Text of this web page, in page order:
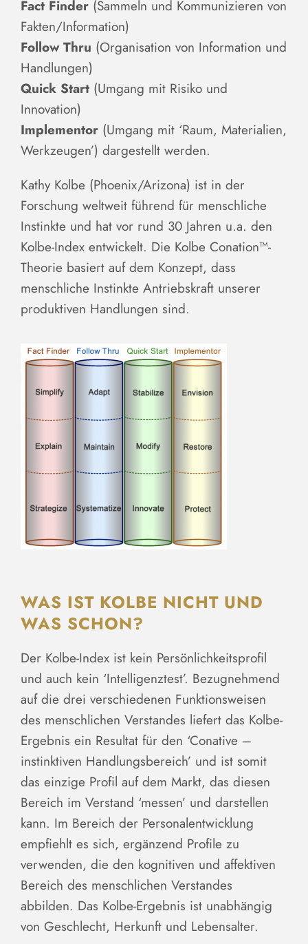
Fact Finder(Sammeln und Kommunizieren von
Fakten/Information)
Follow Thru (Organisation von Information und
Handlungen)
Quick Start(Umgang mit Risiko und
Innovation)
Implementor(Umgang mit ‘Raum, Materialien,
Werkzeugen’) dargestellt werden.
Kathy Kolbe (Phoenix/Arizona) ist in der
Forschung weltweit führend für menschliche
Instinkte und hat vor rund 30 Jahren u.a. den
Kolbe-Index entwickelt. Die Kolbe Conation™-
Theorie basiert auf dem Konzept, dass
menschliche Instinkte Antriebskraft unserer
produktiven Handlungen sind.
WAS IST KOLBE NICHT UND
WAS SCHON?
Der Kolbe-Index ist kein Persönlichkeitsprofil
und auch kein ‘Intelligenztest’. Bezugnehmend
auf die drei verschiedenen Funktionsweisen
des menschlichen Verstandes liefert das Kolbe-
Ergebnis ein Resultat für den ‘Conative –
instinktiven Handlungsbereich’ und ist somit
das einzige Profil auf dem Markt, das diesen
Bereich im Verstand ‘messen’ und darstellen
kann. Im Bereich der Personalentwicklung
empfiehlt es sich, ergänzend Profile zu
verwenden, die den kognitiven und affektiven
Bereich des menschlichen Verstandes
abbilden. Das Kolbe-Ergebnis ist unabhängig
von Geschlecht, Herkunft und Lebensalter.